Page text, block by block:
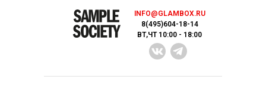
INFO@GLAMBOX.RU
8(495)604-18-14
ВТ,ЧТ 10:00 - 18:00